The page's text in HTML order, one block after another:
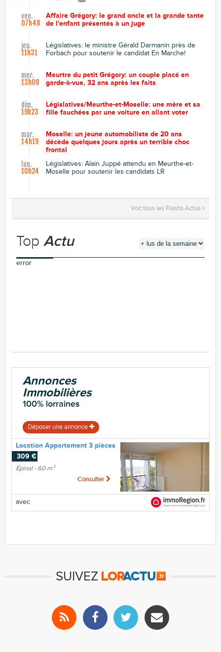
ven.
07h48
Affaire Grégory: le grand oncle et la grande tante
de l'enfant présentés à un juge
jeu.
11h31
Législatives: le ministre Gérald Darmanin près de
Forbach pour soutenir le candidat En Marche!
mer.
13h08
Meurtre du petit Grégory: un couple placé en
garde-à-vue, 32 ans après les faits
dim.
19h23
Législatives/Meurthe-et-Moselle: une mère et sa
fille fauchées par une voiture en allant voter
mar.
14h19
Moselle: un jeune automobiliste de 20 ans
décède quelques jours après un terrible choc
frontal
lun.
10h24
Législatives: Alain Juppé attendu en Meurthe-et-
Moselle pour soutenir les candidats LR
Voir tous les Flashs Actus
Top Actu
error
Annonces
Immobilières
100% lorraines
Déposer une annonce
Location Appartement 3 pièces
309 €
Épinal - 60 m²
Consulter
avec
SUIVEZ